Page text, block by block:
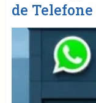
de Telefone